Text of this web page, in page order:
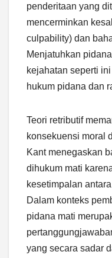
penderitaan yang
mencerminkan
culpability) dan
Menjatuhkan
kejahatan seperti
hukum pidana dan
Teori retributif
konsekuensi moral
Kant menegaskan
dihukum mati
kesetimpalan
Dalam konteks
pidana mati
yang secara sadar